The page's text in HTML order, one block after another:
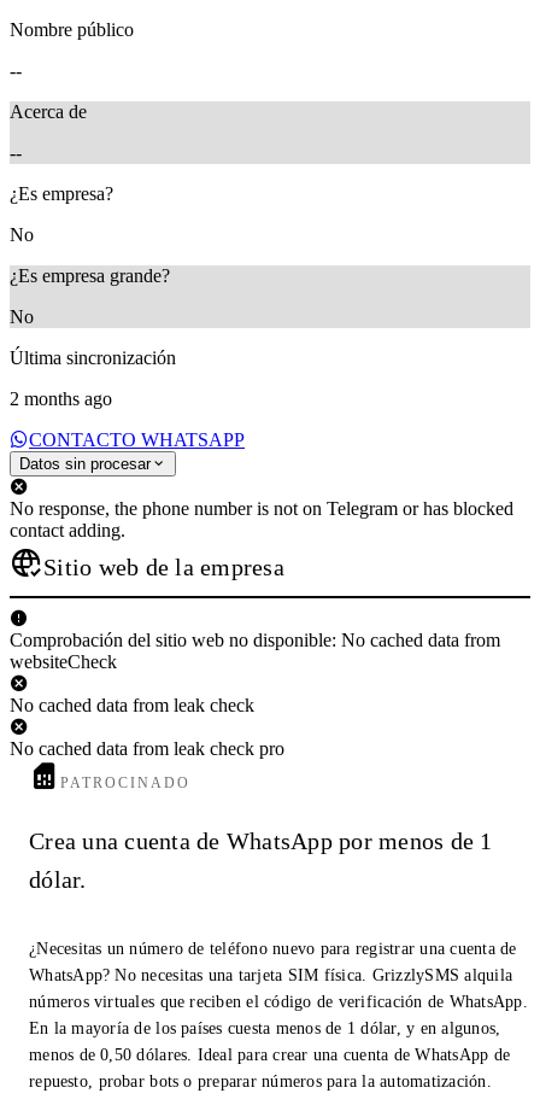
Nombre público
--
Acerca de
--
¿Es empresa?
No
¿Es empresa grande?
No
Última sincronización
2 months ago
CONTACTO WHATSAPP
Datos sin procesar
No response, the phone number is not on Telegram or has blocked
contact adding.
Sitio web de la empresa
Comprobación del sitio web no disponible: No cached data from
websiteCheck
No cached data from leak check
No cached data from leak check pro
PATROCINADO
Crea una cuenta de WhatsApp por menos de 1
dólar.
¿Necesitas un número de teléfono nuevo para registrar una cuenta de
WhatsApp? No necesitas una tarjeta SIM física. GrizzlySMS alquila
números virtuales que reciben el código de verificación de WhatsApp.
En la mayoría de los países cuesta menos de 1 dólar, y en algunos,
menos de 0,50 dólares. Ideal para crear una cuenta de WhatsApp de
repuesto, probar bots o preparar números para la automatización.